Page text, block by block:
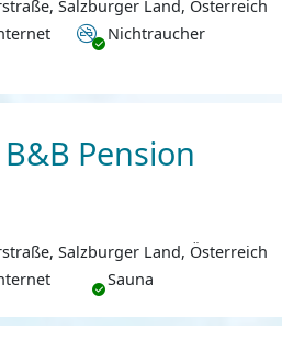
Salzburger Land, Österreich
Nichtraucher
Nichtraucher
Pension
Salzburger Land, Österreich
Sauna